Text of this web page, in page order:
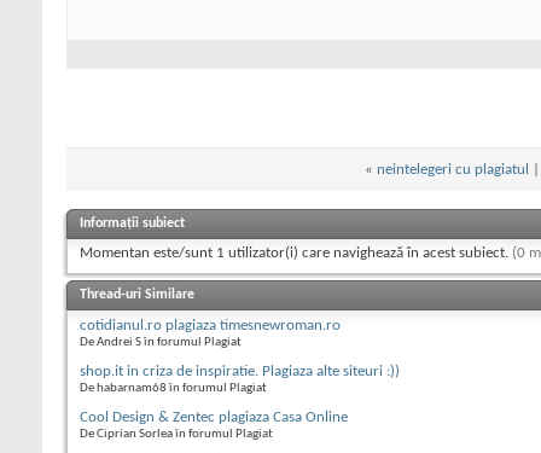
« neintelegeri cu plagiatul
Informații subiect
Momentan este/sunt 1 utilizator(i) care navighează în acest subiect. (0
Thread-uri Similare
cotidianul.ro plagiaza timesnewroman.ro
De Andrei S în forumul Plagiat
shop.it in criza de inspiratie. Plagiaza alte siteuri :))
De habarnam68 în forumul Plagiat
Cool Design & Zentec plagiaza Casa Online
De Ciprian Sorlea în forumul Plagiat